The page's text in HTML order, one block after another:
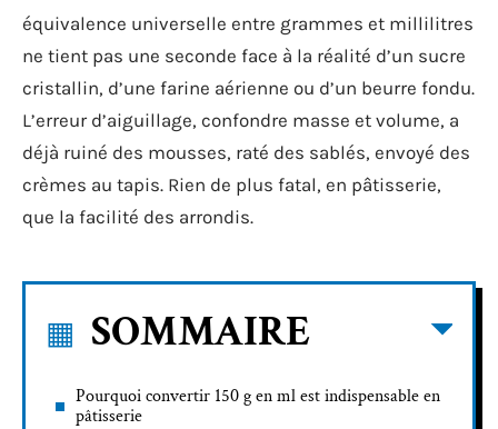
équivalence universelle entre grammes et millilitres
ne tient pas une seconde face à la réalité d’un sucre
cristallin, d’une farine aérienne ou d’un beurre fondu.
L’erreur d’aiguillage, confondre masse et volume, a
déjà ruiné des mousses, raté des sablés, envoyé des
crèmes au tapis. Rien de plus fatal, en pâtisserie,
que la facilité des arrondis.
SOMMAIRE
Pourquoi convertir 150 g en ml est indispensable en
pâtisserie